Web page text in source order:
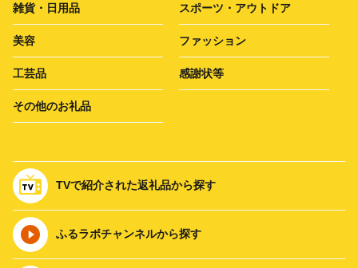
雑貨・日用品 スポーツ・アウトドア
美容 ファッション
工芸品 感謝状等
その他のお礼品
TVで紹介された返礼品から探す
ふるラボチャンネルから探す